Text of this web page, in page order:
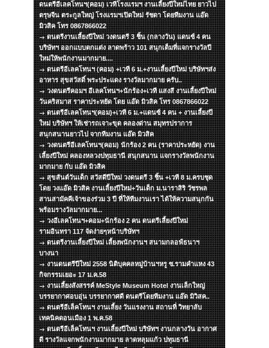
ดนตรีอีเลคโทนฯ(คอม) เวทีโรงแรมฯ งานเลี้ยงปีใหม่ไทย ยาวไป
ตรุษจีน ตระกูลใหญ่ โรงแรมฯเปิดใหม่ รัชดา โดยทีมงาน แอ๊ด
มิวสิค โทร 0867866022
ดนตรีงานเลี้ยงปีใหม่ วงดนตรี 3 ชิ้น (กลางวัน) แดนซ์ 4 คน
บริษัทฯ ออกแบบตกแต่ง ลาดพร้าว 101 สนุกเต็มที่แจกรางวัลปี
ใหม่ให้พนักงานมากมาย....
ดนตรีอีเลคโทนฯ (คอม) +เวที 6 ม.+งานเลี้ยงปีใหม่ บริษัทฯส่ง
อาหาร สุขสวัสดิ์ พระประแดง รางวัลมากมาย ครับ..
วงดนตรีคอมฯ อีเลคโทนฯ+นักร้อง+เวที แสงสี งานเลี้ยงปีใหม่
วันคริสมาส ราคาประหยัด โดย แอ๊ด มิวสิค โทร 0867866022
ดนตรีอีเลคโทนฯ(คอม)+เวที 6 ม.+แดนซ์ 4 คน + งานเลี้ยงปี
ใหม่ บริษัทฯ ให้เช่ารถเจาะขุด คลองด่าน สมุทรปราการ
สนุกสนานยาวไป จากทีมงาน แอ๊ด มิวสิค
วงดนตรีอีเลคโทนฯ(คอม) นักร้อง 2 คน (ราคาประหยัด) งาน
เลี้ยงปีใหม่ คลองหลวงปทุมธานี สนุกสนาน แจกรางวัลพนักงาน
มากมาย กับ แอ๊ด มิวสิค
สุขสันต์วันเด็ก สวัสดีปีใหม่ วงดนตรี 3 ชิ้น +เวที 8 ม.ครบชุด
โดย วงแอ๊ด มิวสิค งานเลี้ยงปีใหม่+วันเด็ก ม.นาราสิริ วัชรพล
สานสามัคคีเจ้าของร่วม 3 ปี ที่ให้ทีมงานเรา ได้ให้ความสนุกกัน
พร้อมรางวัลมากมาย...
วงอีเลคโทนฯ+คอม+นักร้อง 2 คน ดนตรีเลี้ยงปีใหม่
รามอินทรา 117 จัดง่ายๆหน้าบริษัทฯ
ดนตรีงานเลี้ยงปีใหม่ เลี้ยงพนักงานฯ สนามกลอฟ์ธนาฯ
บางนา
งานดนตรีปีใหม่ 2558 นิติบุคคลหมู่บ้านฯหรู ซ.รามคำแหง 43
กิจกรรมเยอะ 17 ม.ค.58
งานเลี้ยงสังสรรค์ MeStyle Museum Hotel งานเล็กใหญ่
บรรยากาศอบอุ่น บรรยากาศดี ดนตรีโดยทีมงาน แอ๊ด มิวิสค..
ดนตรีอีเล็คโทนฯ งานเลี้ยง วันแรงงาน สถานที่ วิทยาลับ
เทคนิคดอนเมือง 1 พ.ค.58
ดนตรีอีเล็คโทนฯ งานเลี้ยงปีใหม่ บริษัทฯ งานกลางวัน อากาศ
ดี รางวัลแจกพนักงานมากมาย ลาดหลุมแก้ว ปทุมธานี